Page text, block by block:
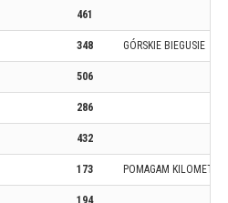
461
348 GÓRSKIE BIEGUSIE
506
286
432
173 POMAGAM
194